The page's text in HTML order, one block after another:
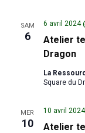
SAM
6
Atelier
Dragon
6 avril 2024
La
Square du
MER
10
Atelier
10 avril